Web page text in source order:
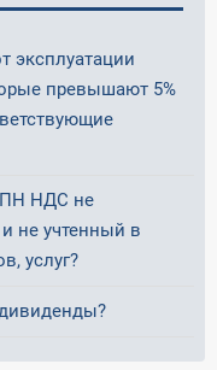
эксплуатации
превышают 5%
НДС не
не учтенный в
услуг?